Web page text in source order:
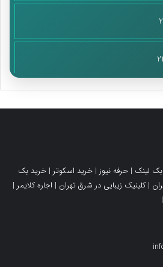
لینک | حرفه نیوز | خرید اسکوتر | خرید بک
|کلینیک زیبایی در شرق تهران | اجاره کلایمر |
|